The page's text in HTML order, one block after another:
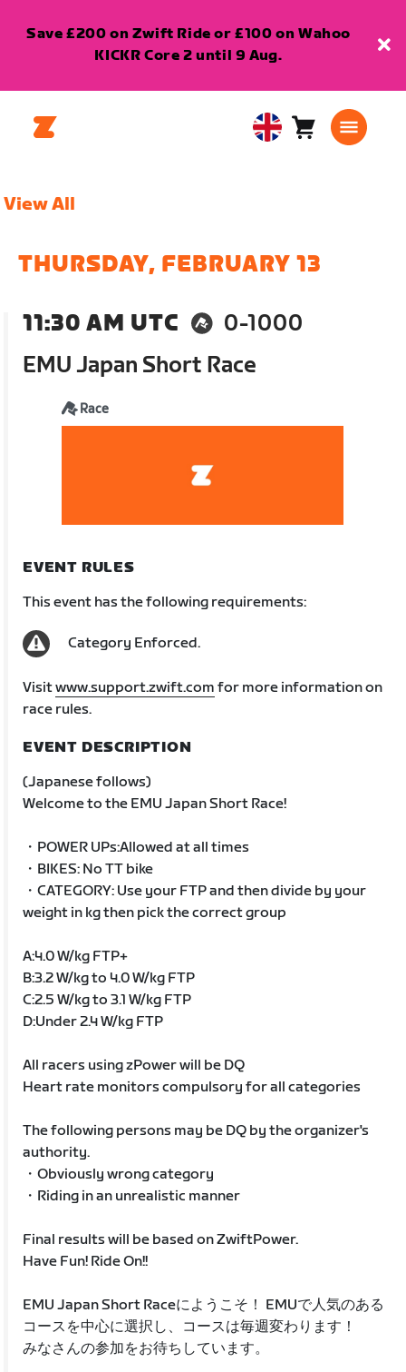
Save £200 on Zwift Ride or £100 on Wahoo
KICKR Core 2 until 9 Aug.
United Cart0
View All
THURSDAY, FEBRUARY 13
11:30 AM UTC
0-1000
EMU Japan Short Race
Race
EVENT RULES
This event has the following requirements:
Category Enforced.
Visitwww.support.zwift.com for more information on
race rules.
EVENT DESCRIPTION
(Japanese follows)
Welcome to the EMU Japan Short Race!
・POWER UPs:Allowed at all times
・BIKES: No TT bike
・CATEGORY: Use your FTP and then divide by your
weight in kg then pick the correct group
A:4.0 W/kg FTP+
B:3.2 W/kg to 4.0 W/kg FTP
C:2.5 W/kg to 3.1 W/kg FTP
D:Under 2.4 W/kg FTP
All racers using zPower will be DQ
Heart rate monitors compulsory for all categories
The following persons may be DQ by the organizer's
authority.
・Obviously wrong category
・Riding in an unrealistic manner
Final results will be based on ZwiftPower.
Have Fun! Ride On!!
EMU Japan Short Raceにようこそ！ EMUで人気のある
コースを中心に選択し、コースは毎週変わります！
みなさんの参加をお待ちしています。